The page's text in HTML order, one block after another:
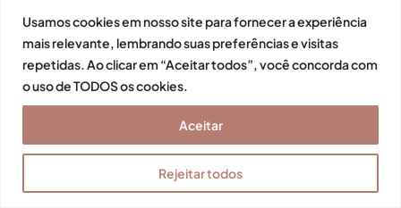
Usamos cookies em nosso site para fornecer a experiência
mais relevante, lembrando suas preferências e visitas
repetidas. Ao clicar em “Aceitar todos”, você concorda com
o uso de TODOS os cookies.
Rejeitar todos
Aceitar